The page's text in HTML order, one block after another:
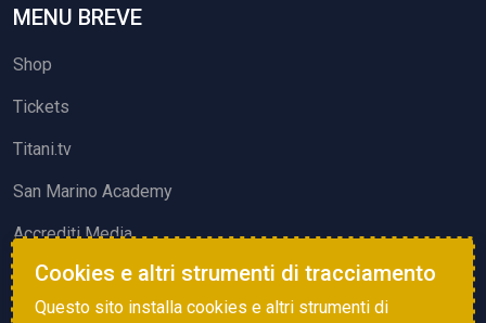
MENU BREVE
Shop
Tickets
Titani.tv
San Marino Academy
Accrediti Media
ATTIVITÀ ED EVENTI
Cookies e altri strumenti di tracciamento
Questo sito installa cookies e altri strumenti di